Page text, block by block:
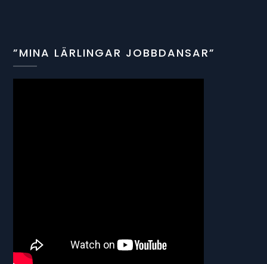
”MINA LÄRLINGAR JOBBDANSAR”